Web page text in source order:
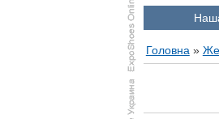
Головна »